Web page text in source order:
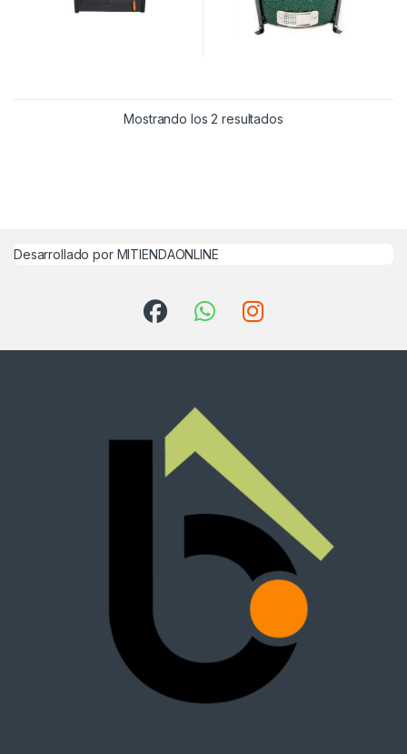
Mostrando los 2 resultados
Desarrollado por MITIENDAONLINE